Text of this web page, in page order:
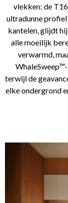
vlekken: de
ultradunne profiel
kantelen, glijdt
alle moeilijk
verwarmd,
terwijl de
elke ondergrond